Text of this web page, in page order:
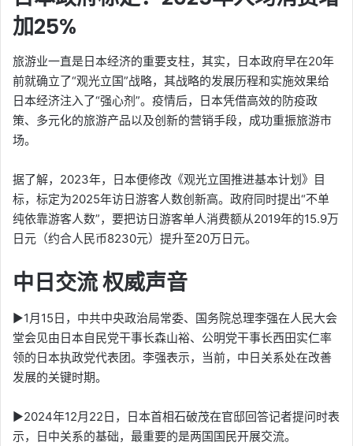
加25%
旅游业一直是日本经济的重要支柱，其实，日本政府早在20年
前就确立了“观光立国”战略，其战略的发展历程和实施效果给
日本经济注入了“强心剂”。疫情后，日本凭借高效的防疫政
策、多元化的旅游产品以及创新的营销手段，成功重振旅游市
场。
据了解，2023年，日本便修改《观光立国推进基本计划》目
标，标定为2025年访日游客人数创新高。政府同时提出“不单
纯依靠游客人数”，要把访日游客单人消费额从2019年的15.9万
日元（约合人民币8230元）提升至20万日元。
中日交流 权威声音
▶1月15日，中共中央政治局常委、国务院总理李强在人民大会
堂会见由日本自民党干事长森山裕、公明党干事长西田实仁率
领的日本执政党代表团。李强表示，当前，中日关系处在改善
发展的关键时期。
▶2024年12月22日，日本首相石破茂在官邸回答记者提问时表
示，日中关系的基础，最重要的是两国国民开展交流。